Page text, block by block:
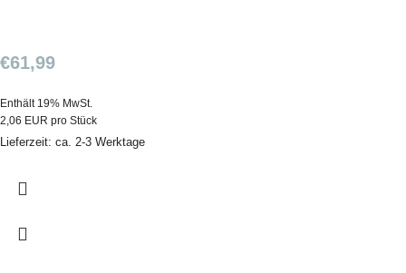
€61,99
Enthält 19% MwSt.
2,06 EUR pro Stück
Lieferzeit: ca. 2-3 Werktage